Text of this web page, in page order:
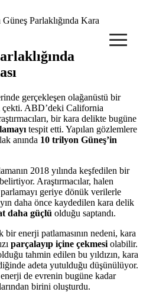
≡
Parlaklığında Kara
gerçekleşen olağanüstü bir
çekti. ABD’deki California
bir kara delikte bugüne
tespit etti. Yapılan gözlemlere
anında 10 trilyon Güneş’in
2018 yılında keşfedilen bir
Araştırmacılar, halen
geriye dönük verilerle
daha önce kaydedilen kara delik
daha güçlü olduğu saptandı.
enerji patlamasının nedeni, kara
parçalayıp içine çekmesi olabilir.
tahmin edilen bu yıldızın, kara
adeta yutulduğu düşünülüyor.
de evrenin bugüne kadar
birini oluşturdu.